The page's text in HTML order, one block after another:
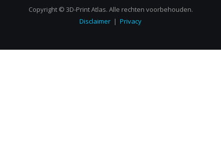
Copyright © 3D-Print Atlas. Alle rechten voorbehouden.
Disclaimer | Privacy